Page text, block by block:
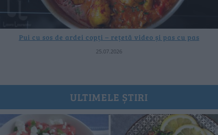
Pui cu sos de ardei copți – rețetă video și pas cu pas
25.07.2026
ULTIMELE ȘTIRI